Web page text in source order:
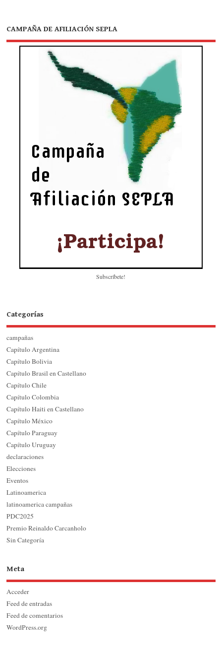
CAMPAÑA DE AFILIACIÓN SEPLA
Subscríbete!
Categorías
campañas
Capítulo Argentina
Capítulo Bolivia
Capítulo Brasil en Castellano
Capítulo Chile
Capítulo Colombia
Capítulo Haiti en Castellano
Capítulo México
Capítulo Paraguay
Capítulo Uruguay
declaraciones
Elecciones
Eventos
Latinoamerica
latinoamerica campañas
PDC2025
Premio Reinaldo Carcanholo
Sin Categoría
Meta
Acceder
Feed de entradas
Feed de comentarios
WordPress.org